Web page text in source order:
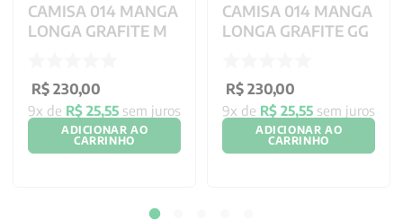
CAMISA 014 MANGA
LONGA GRAFITE M
R$ 230,00
9x de R$ 25,55 sem juros
ADICIONAR AO
CARRINHO
CAMISA 014 MANGA
LONGA GRAFITE GG
R$ 230,00
9x de R$ 25,55 sem juros
ADICIONAR AO
CARRINHO